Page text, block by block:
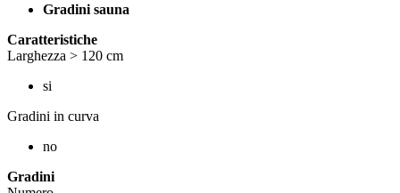
Gradini sauna
Caratteristiche
Larghezza > 120 cm
si
Gradini in curva
no
Gradini